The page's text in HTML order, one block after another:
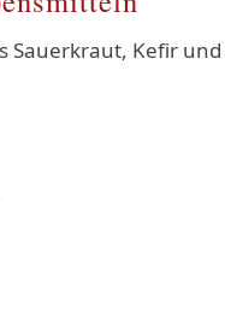
Sauerkraut, Kefir und